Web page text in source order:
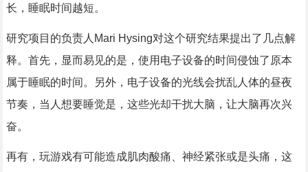
长，睡眠时间越短。
研究项目的负责人Mari Hysing对这个研究结果提出了几点解
释。首先，显而易见的是，使用电子设备的时间侵蚀了原本
属于睡眠的时间。另外，电子设备的光线会扰乱人体的昼夜
节奏，当人想要睡觉是，这些光却干扰大脑，让大脑再次兴
奋。
再有，玩游戏有可能造成肌肉酸痛、神经紧张或是头痛，这